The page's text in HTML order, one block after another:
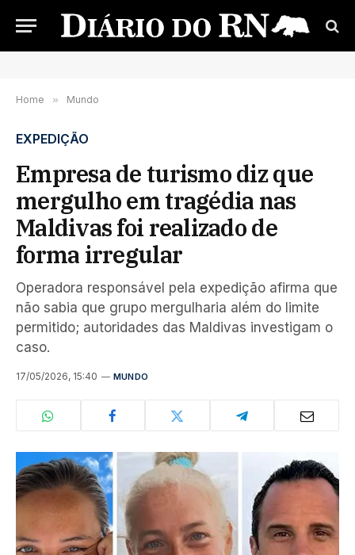
Home » Mundo
EXPEDIÇÃO
Empresa de turismo diz que
mergulho em tragédia nas
Maldivas foi realizado de
forma irregular
Operadora responsável pela expedição afirma que
não sabia que grupo mergulharia além do limite
permitido; autoridades das Maldivas investigam o
caso.
17/05/2026, 15:40 MUNDO